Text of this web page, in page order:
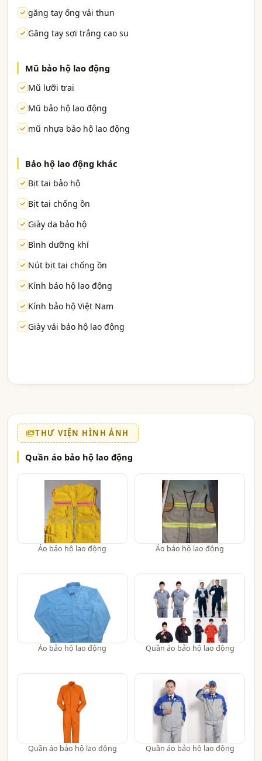
găng tay ống vải thun
Găng tay sợi trắng cao su
Mũ bảo hộ lao động
Mũ lưỡi trai
Mũ bảo hộ lao động
mũ nhựa bảo hộ lao động
Bảo hộ lao động khác
Bịt tai bảo hộ
Bịt tai chống ồn
Giày da bảo hộ
Bình dưỡng khí
Nút bịt tai chống ồn
Kính bảo hộ lao động
Kính bảo hộ Việt Nam
Giày vải bảo hộ lao động
THƯ VIỆN HÌNH ẢNH
Quần áo bảo hộ lao động
Áo bảo hộ lao động Áo bảo hộ lao động
Áo bảo hộ lao động Quần áo bảo hộ lao động
Quần áo bảo hộ lao động Quần áo bảo hộ lao động